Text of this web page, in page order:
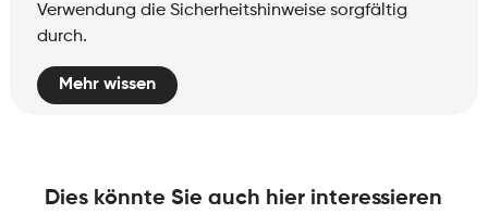
Verwendung die Sicherheitshinweise sorgfältig
durch.
Mehr wissen
Dies könnte Sie auch hier interessieren